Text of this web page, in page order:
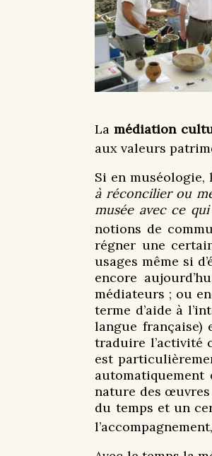
Lamédiation
aux valeurs
Si en
à réconcilier ou
musée avec ce
notions de
régner une
usages même si
encore
médiateurs ; ou
terme d’aide à
langue
traduire l’activité
est
automatiquement
nature des
du temps et un